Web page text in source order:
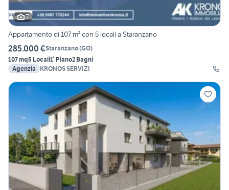
7
Appartamento di 107 m² con 5 locali a Staranzano
285.000 €Staranzano(GO)
107 mq5 Locali1° Piano2 Bagni
Agenzia
KRONOS SERVIZI